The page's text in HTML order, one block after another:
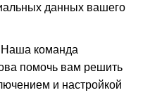
данных вашего
Наша команда
помочь вам решить
и настройкой